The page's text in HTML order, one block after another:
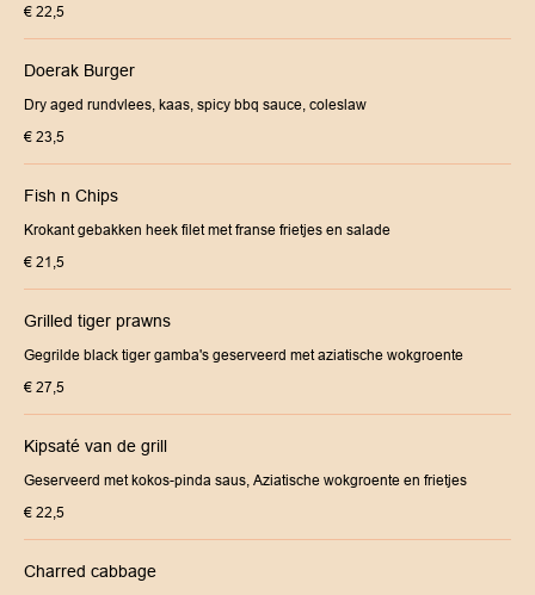
€ 22,5
Doerak Burger
Dry aged rundvlees, kaas, spicy bbq sauce, coleslaw
€ 23,5
Fish n Chips
Krokant gebakken heek filet met franse frietjes en salade
€ 21,5
Grilled tiger prawns
Gegrilde black tiger gamba's geserveerd met aziatische wokgroente
€ 27,5
Kipsaté van de grill
Geserveerd met kokos-pinda saus, Aziatische wokgroente en frietjes
€ 22,5
Charred cabbage